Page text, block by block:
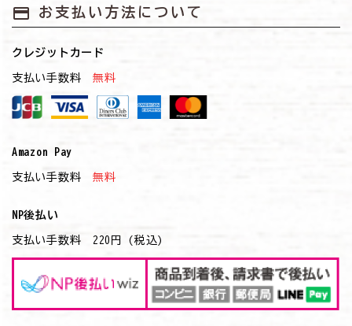
特定商取引法について
0120-40-1387
payment お支払い方法について
クレジットカード
支払い手数料 無料
Amazon Pay
支払い手数料 無料
NP後払い
支払い手数料 220円 (税込)